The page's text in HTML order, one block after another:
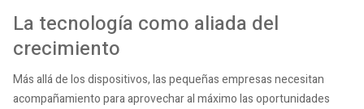
La tecnología como aliada del
crecimiento
Más allá de los dispositivos, las pequeñas empresas necesitan
acompañamiento para aprovechar al máximo las oportunidades